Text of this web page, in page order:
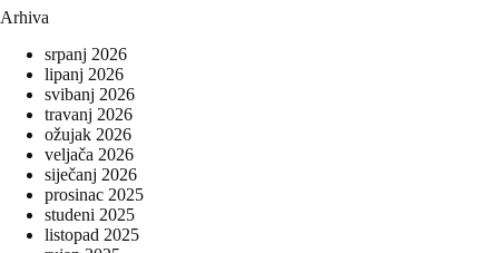
Arhiva
srpanj 2026
lipanj 2026
svibanj 2026
travanj 2026
ožujak 2026
veljača 2026
siječanj 2026
prosinac 2025
studeni 2025
listopad 2025